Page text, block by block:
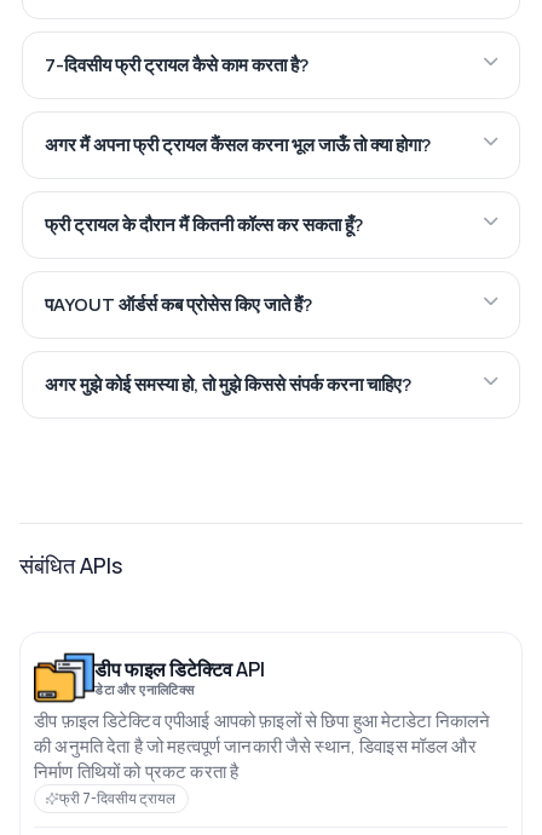
7-दिवसीय फ्री ट्रायल कैसे काम करता है?
अगर मैं अपना फ्री ट्रायल कैंसल करना भूल जाऊँ तो क्या होगा?
फ्री ट्रायल के दौरान मैं कितनी कॉल्स कर सकता हूँ?
पAYOUT ऑर्डर्स कब प्रोसेस किए जाते हैं?
अगर मुझे कोई समस्या हो, तो मुझे किससे संपर्क करना चाहिए?
संबंधित APIs
डीप फाइल डिटेक्टिव API
डेटा और एनालिटिक्स
डीप फ़ाइल डिटेक्टिव एपीआई आपको फ़ाइलों से छिपा हुआ मेटाडेटा निकालने
की अनुमति देता है जो महत्वपूर्ण जानकारी जैसे स्थान, डिवाइस मॉडल और
निर्माण तिथियों को प्रकट करता है
फ्री 7-दिवसीय ट्रायल